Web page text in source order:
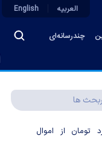
چندرسانه‌ای
العربیه English
ها
میلیارد تومان از اموال